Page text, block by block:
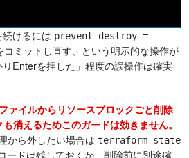
けるには prevent_destroy =
コミットし直す、という明示的な操作が
Enterを押した」程度の誤操作は確実
ァイルからリソースブロックごと削除
消えるためこのガードは効きません。
から外したい場合はterraform state
ードは残しておくか、削除前に別途確